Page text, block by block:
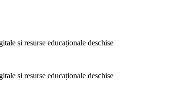
și resurse educaționale deschise
și resurse educaționale deschise